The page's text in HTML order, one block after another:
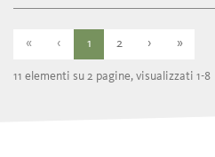
« ‹ 1 2 › »
11 elementi su 2 pagine, visualizzati 1-8